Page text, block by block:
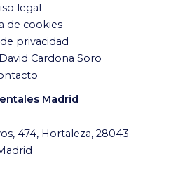
legal
de cookies
privacidad
Cardona Soro
Madrid
474, Hortaleza, 28043